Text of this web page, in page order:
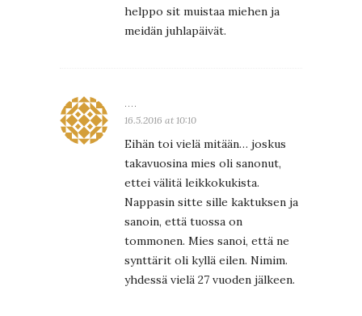
helppo sit muistaa miehen ja
meidän juhlapäivät.
16.5.2016 at 10:10
Eihän toi vielä mitään… joskus
takavuosina mies oli sanonut,
ettei välitä leikkokukista.
Nappasin sitte sille kaktuksen ja
sanoin, että tuossa on
tommonen. Mies sanoi, että ne
synttärit oli kyllä eilen. Nimim.
yhdessä vielä 27 vuoden jälkeen.